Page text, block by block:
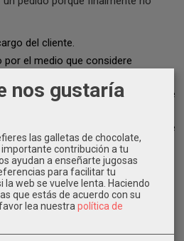
del cliente.
por el medio que considere
la recogida, el importe del transporte
beneficiado de envío gratuito, y que
se descontará igualmente del
envío, ya que dicho servicio se
no se mantenga.
o una devolución es de 14 días
nos gustaría
las galletas de chocolate,
contribución a tu
ayudan a enseñarte jugosas
para facilitar tu
la web se vuelve lenta. Haciendo
que estás de acuerdo con su
lea nuestra política de